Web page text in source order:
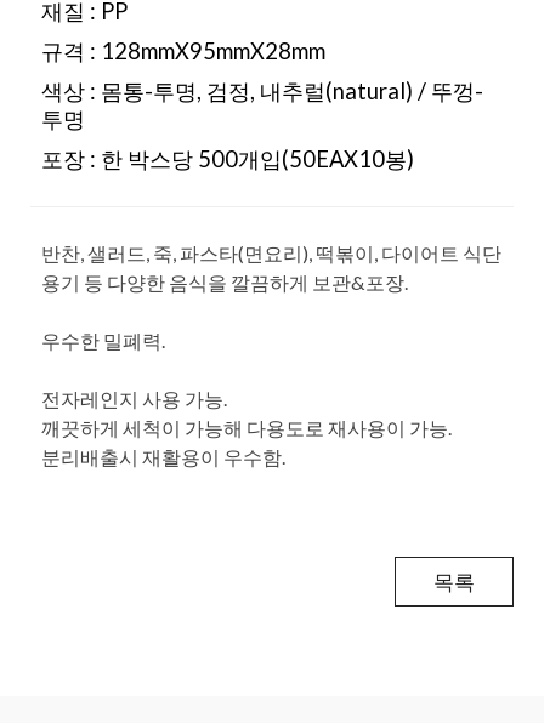
재질 : PP
규격 : 128mmX95mmX28mm
색상 : 몸통-투명, 검정, 내추럴(natural) / 뚜껑-
투명
포장 : 한 박스당 500개입(50EAX10봉)
반찬, 샐러드, 죽, 파스타(면요리), 떡볶이, 다이어트 식단
용기 등 다양한 음식을 깔끔하게 보관&포장.
우수한 밀폐력.
전자레인지 사용 가능.
깨끗하게 세척이 가능해 다용도로 재사용이 가능.
분리배출시 재활용이 우수함.
목록